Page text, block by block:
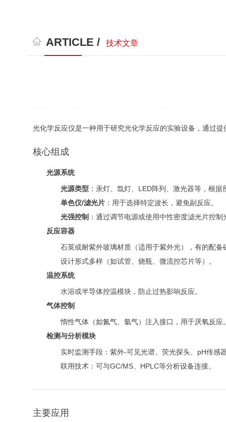
ARTICLE / 技术文章
光化学反应仪是一种用于研究光化学反应的实验设备，通过
核心组成
光源系统
光源类型 ：汞灯、氙灯、LED阵列、激光器等，根
单色仪/滤光片：用于选择特定波长，避免副反应。
光强控制 ：通过调节电源或使用中性密度滤光片控制
反应容器
石英或耐紫外玻璃材质（适用于紫外光），有的配备
设计形式多样（如试管、烧瓶、微流控芯片等）。
温控系统
水浴或半导体控温模块，防止过热影响反应。
气体控制
惰性气体（如氮气、氩气）注入接口，用于厌氧反应
检测与分析模块
实时监测手段：紫外-可见光谱、荧光探头、pH传感
联用技术：可与GC/MS、HPLC等分析设备连接。
主要应用